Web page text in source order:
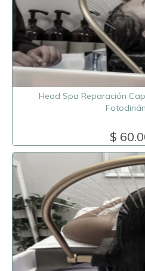
Head Spa Reparación
$